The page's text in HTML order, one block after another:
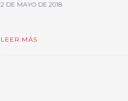
2 DE MAYO DE 2018
LEER MÁS